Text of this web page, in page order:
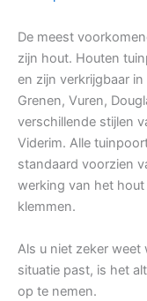
De meest
zijn hout. Houten
en zijn verkrijgbaar
Grenen, Vuren,
verschillende stijlen
Viderim. Alle
standaard voorzien
werking van het
klemmen.
Als u niet zeker
situatie past, is het
op te nemen.